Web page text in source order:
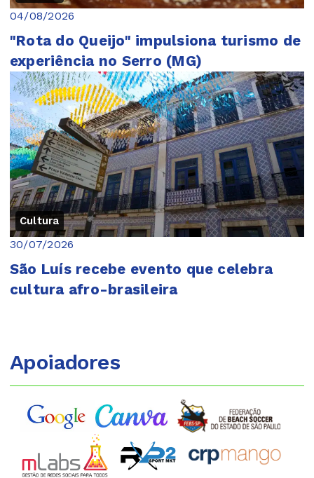
04/08/2026
"Rota do Queijo" impulsiona turismo de
experiência no Serro (MG)
Cultura
30/07/2026
São Luís recebe evento que celebra
cultura afro-brasileira
Apoiadores